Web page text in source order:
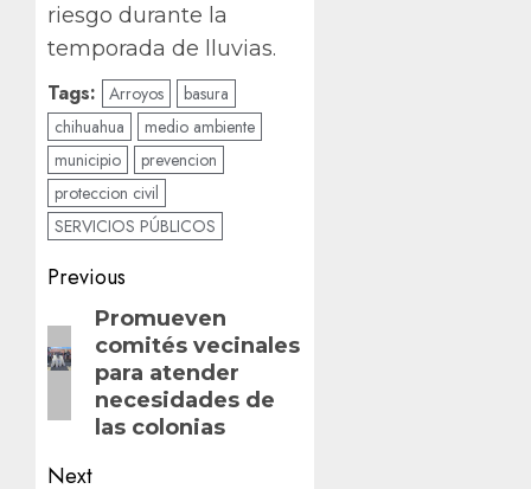
riesgo durante la
temporada de lluvias.
Tags: Arroyos
basura
chihuahua
medio ambiente
municipio
prevencion
proteccion civil
SERVICIOS PÚBLICOS
Post
navigation
Previous
Previous
post:
Promueven
comités vecinales
para atender
necesidades de
las colonias
Next